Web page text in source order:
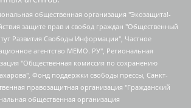
Чешское информационное агентство "MEDIUM-ORIENT", Красноярская региональная общественная организация "Мы против СПИДа", Камалягин Денис Николаевич, Маркелов Сергей Евгеньевич, Пономарев Лев Александрович, Савицкая Людмила Алексеевна, Автономная некоммерческая организация "Центр по работе с проблемой насилия "НАСИЛИЮ.НЕТ", Межрегиональный профессиональный союз работников здравоохранения "Альянс врачей", Юридическое лицо, зарегистрированное в Латвийской Республике, SIA "Medusa Project" (регистрационный номер 40103797863, дата регистрации 10.06.2014), Некоммерческая организация "Фонд по борьбе с коррупцией", Автономная некоммерческая организация "Институт права и публичной политики", Баданин Роман Сергеевич, Гликин Максим Александрович, Железнова Мария Михайловна, Лукьянова Юлия Сергеевна, Маетная Елизавета Витальевна, Маняхин Петр Борисович, Чуракова Ольга Владимировна, Ярош Юлия Петровна, Юридическое лицо "The Insider SIA", зарегистрированное в Риге, Латвийская Республика (дата регистрации 26.06.2015), являющееся администратором доменного имени интернет-издания "The Insider SIA", https://theins.ru, Постернак Алексей Евгеньевич, Рубин Михаил Аркадьевич, Анин Роман Александрович, Юридическое лицо Istories fonds, зарегистрированное в Латвийской Республике (регистрационный номер 50008295751, дата регистрации 24.02.2020), Великовский Дмитрий Александрович, Долинина Ирина Николаевна, Мароховская Алеся Алексеевна, Шлейнов Роман Юрьевич, Шмагун Олеся Валентиновна, Общество с ограниченной ответственностью "Альтаир 2021", Общество с ограниченной ответственностью "Вега 2021", Общество с ограниченной ответственностью "Главный редактор 2021", Общество с ограниченной ответственностью "Ромашки монолит", Важенков Артем Валерьевич, Ивановская областная общественная организация "Центр гендерных исследований", Гурман Юрий Альбертович, Медиапроект "ОВД-Инфо", Егоров Владимир Владимирович, Жилинский Владимир Александрович, Общество с ограниченной ответственностью "ЗП", Иванова София Юрьевна, Карезина Инна Павловна, Кильтау Екатерина Викторовна, Петров Алексей Викторович, Пискунов Сергей Евгеньевич, Смирнов Сергей Сергеевич, Тихонов Михаил Сергеевич, Общество с ограниченной ответственностью "ЖУРНАЛИСТ-ИНОСТРАННЫЙ АГЕНТ", Арапова Галина Юрьевна, Вольтская Татьяна Анатольевна, Американская компания "Mason G.E.S. Anonymous Foundation" (США), являющаяся владельцем интернет-издания https://mnews.world/, Компания "Stichting Bellingcat", зарегистрированная в Нидерландах (дата регистрации 11.07.2018), Захаров Андрей Вячеславович, Клепиковская Екатерина Дмитриевна, Общество с ограниченной ответственностью "МЕМО", Перл Роман Александрович, Симонов Евгений Алексеевич, Соловьева Елена Анатольевна, Сотников Даниил Владимирович, Сурначева Елизавета Дмитриевна, Автономная некоммерческая организация по защите прав человека и информированию населения "Якутия – Наше Мнение", Общество с ограниченной ответственностью "Москоу диджитал медиа", с 26.01.2023 Общество с ограниченной ответственностью "Чайка Белые сады", Ветошкина Валерия Валерьевна, Заговора Максим Александрович, Межрегиональное общественное движение "Российская ЛГБТ - сеть", Оленичев Максим Владимирович, Павлов Иван Юрьевич, Скворцова Елена Сергеевна, Общество с ограниченной ответственностью "Как бы инагент", Кочетков Игорь Викторович, Общество с ограниченной ответственностью "Честные выборы", Еланчик Олег Александрович, Общество с ограниченной ответственностью "Нобелевский призыв", Гималова Регина Эмилевна, Григорьев Андрей Валерьевич, Григорьева Алина Александровна, Ассоциация по содействию защите прав призывников, альтернативнослужащих и военнослужащих "Правозащитная группа "Гражданин.Армия.Право", Хисамова Регина Фаритовна, Автономная некоммерческая организация по реализации социально-правовых программ "Лилит", Дальневосточное общественное движение "Маяк", Санкт-Петербургская ЛГБТ-инициативная группа "Выход", Инициативная группа ЛГБТ+ "Реверс", Алексеев Андрей Викторович, Бекбулатова Таисия Львовна, Беляев Иван Михайлович, Владыкина Елена Сергеевна, Гельман Марат Александрович, Никульшина Вероника Юрьевна, Толоконникова Надежда Андреевна, Шендерович Виктор Анатольевич, Общество с ограниченной ответственностью "Данное сообщение", Общество с ограниченной ответственностью Издательский дом "Новая глава", Айнбиндер Александра Александровна, Московский комьюнити-центр для ЛГБТ+инициатив, Благотворительный фонд развития филантропии, Deutsche Welle (Германия, Kurt-Schumacher-Strasse 3, 53113 Bonn), Борзунова Мария Михайловна, Воробьев Виктор Викторович, Голубева Анна Львовна, Константинова Алла Михайловна, Малкова Ирина Владимировна, Мурадов Мурад Абдулгалимович, Осетинская Елизавета Николаевна, Понасенков Евгений Николаевич, Ганапольский Матвей Юрьевич, Киселев Евгений Алексеевич, Борухович Ирина Григорьевна, Дремин Иван Тимофеевич, Дубровский Дмитрий Викторович, Красноярская региональная общественная организация поддержки и развития альтернативных образовательных технологий и межкультурных коммуникаций "ИНТЕРРА", Маяковская Екатерина Алексеевна, Фейгин Марк Захарович, Филимонов Андрей Викторович, Дзугкоева Регина Николаевна, Доброхотов Роман Александрович, Дудь Юрий Александрович, Елкин Сергей Владимирович, Кругликов Кирилл Игоревич, Сабунаева Мария Леонидовна, Семенов Алексей Владимирович, Шаинян Карен Багратович, Шульман Екатерина Михайловна, Асафьев Артур Валерьевич, Вахштайн Виктор Семенович, Венедиктов Алексей Алексеевич, Лушникова Екатерина Евгеньевна, Волков Леонид Михайлович, Невзоров Александр Глебович, Пархоменко Сергей Борисович, Сироткин Ярослав Николаевич, Кара-Мурза Владимир Владимирович, Баранова Наталья Владимировна, Гозман Леонид Яковлевич, Кагарлицкий Борис Юльевич, Климарев Михаил Валерьевич, Милов Владимир Станиславович, Автономная некоммерческая организация Краснодарский центр современного искусства "Типография", Моргенштерн Алишер Тагирович, Соболь Любовь Эдуардовна, Общество с ограниченной ответственностью "ЛИЗА НОРМ", Каспаров Гарри Кимович, Ходорковский Михаил Борисович, Общество с ограниченной ответственностью "Апрельские тезисы", Данилович Ирина Брониславовна, Кашин Олег Владимирович, Петров Николай Владимирович, Пивоваров Алексей Владимирович, Соколов Михаил Владимирович, Цветкова Юлия Владимировна, Чичваркин Евгений Александрович, Комитет против пыток/Команда против пыток, Общество с ограниченной ответственностью "Первый научный", Общество с ограниченной ответственностью "Вертолет и ко", Белоцерковская Вероника Борисовна, Кац Максим Евгеньевич, Лазарева Татьяна Юрьевна, Шаведдинов Руслан Табризович, Яшин Илья Валерьевич, Общество с ограниченной ответственностью "Иноагент ААВ", Алешковский Дмитрий Петрович, Альбац Евгения Марковна, Быков Дмитрий Львович, Галямина Юлия Евгеньевна, Лойко Сергей Леонидович, Мартынов Кирилл Константинович, Медведев Сергей Александрович, Крашенинников Федор Геннадиевич, Гордеева Катерина Вл